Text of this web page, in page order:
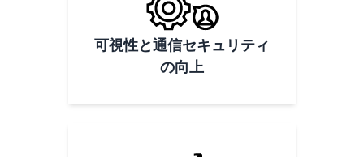
可視性と通信セキュリティ
の向上